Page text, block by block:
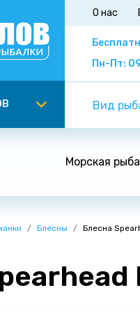
О нас
Пн-Пт:
Вид
Морская
Блесны Блесна